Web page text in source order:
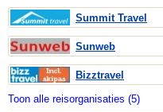
Summit Travel
Sunweb
Bizztravel
Toon alle reisorganisaties (5)